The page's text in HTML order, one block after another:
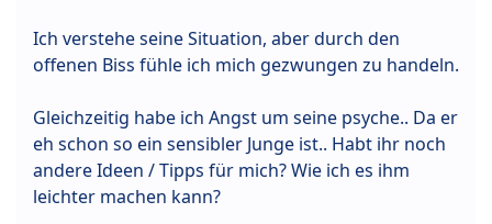
Ich verstehe seine Situation, aber durch den
offenen Biss fühle ich mich gezwungen zu handeln.
Gleichzeitig habe ich Angst um seine psyche.. Da er
eh schon so ein sensibler Junge ist.. Habt ihr noch
andere Ideen / Tipps für mich? Wie ich es ihm
leichter machen kann?